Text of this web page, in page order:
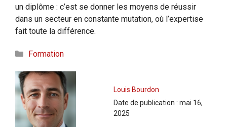
un diplôme : c’est se donner les moyens de réussir
dans un secteur en constante mutation, où l’expertise
fait toute la différence.
Catégories
Formation
Louis Bourdon
Date de publication : mai 16,
2025